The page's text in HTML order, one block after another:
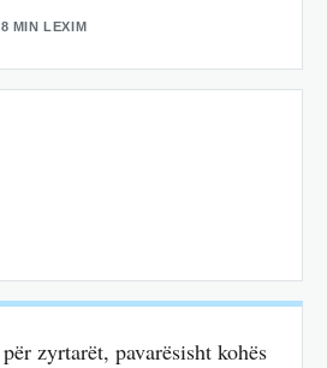
8 MIN LEXIM
zyrtarët, pavarësisht kohës